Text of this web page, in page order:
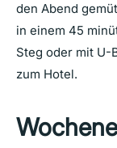
den Abend
in einem 45
Steg oder mit U-
zum Hotel.